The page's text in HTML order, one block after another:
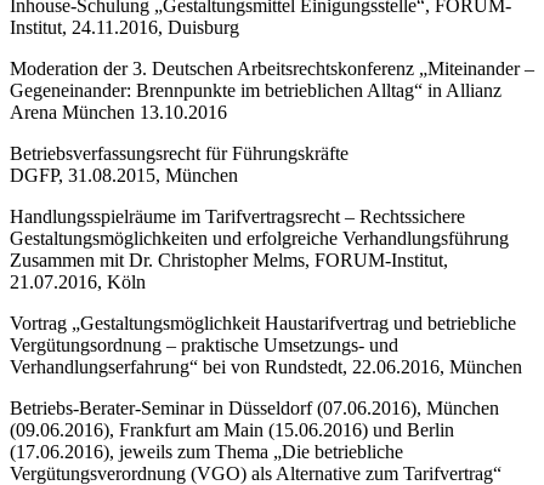
Inhouse-Schulung „Gestaltungsmittel Einigungsstelle“, FORUM-
Institut, 24.11.2016, Duisburg
Moderation der 3. Deutschen Arbeitsrechtskonferenz „Miteinander –
Gegeneinander: Brennpunkte im betrieblichen Alltag“ in Allianz
Arena München 13.10.2016
Betriebsverfassungsrecht für Führungskräfte
DGFP, 31.08.2015, München
Handlungsspielräume im Tarifvertragsrecht – Rechtssichere
Gestaltungsmöglichkeiten und erfolgreiche Verhandlungsführung
Zusammen mit Dr. Christopher Melms, FORUM-Institut,
21.07.2016, Köln
Vortrag „Gestaltungsmöglichkeit Haustarifvertrag und betriebliche
Vergütungsordnung – praktische Umsetzungs- und
Verhandlungserfahrung“ bei von Rundstedt, 22.06.2016, München
Betriebs-Berater-Seminar in Düsseldorf (07.06.2016), München
(09.06.2016), Frankfurt am Main (15.06.2016) und Berlin
(17.06.2016), jeweils zum Thema „Die betriebliche
Vergütungsverordnung (VGO) als Alternative zum Tarifvertrag“